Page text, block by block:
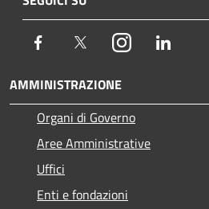
Facebook TwitterInstagram
AMMINISTRAZIONE
Organi di Governo
Aree Amministrative
Uffici
Enti e fondazioni